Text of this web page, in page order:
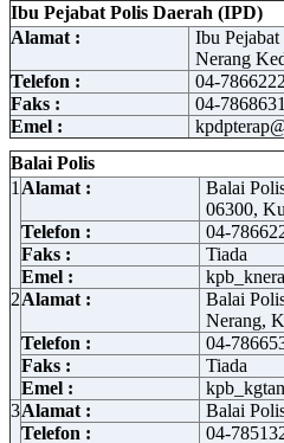
Ibu Pejabat Polis Daerah (IPD)
Alamat :
Ibu
Nerang
Telefon :
04-7866222
Faks :
04-7868631
Emel :
Balai Polis
1 Alamat :
Balai
06300,
Telefon :
04-
Faks :
Tiada
Emel :
2Alamat :
Balai
Nerang,
Telefon :
04-
Faks :
Tiada
Emel :
3Alamat :
Balai
Telefon :
04-